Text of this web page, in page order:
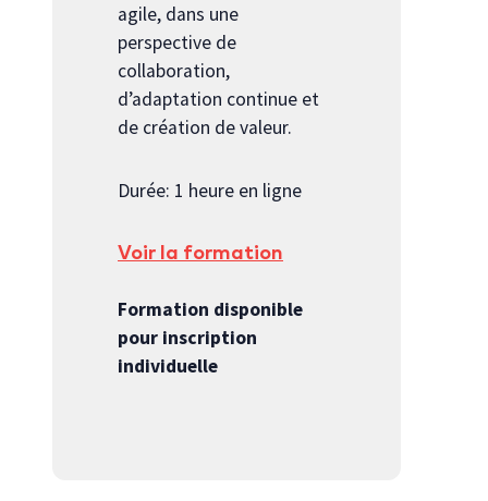
agile, dans une
perspective de
collaboration,
d’adaptation continue et
de création de valeur.
Durée: 1 heure en ligne
Voir la formation
Formation disponible
pour inscription
individuelle